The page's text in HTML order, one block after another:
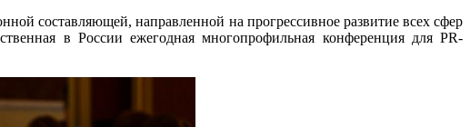
составляющей, направленной на прогрессивное развитие всех сфер
в России ежегодная многопрофильная конференция для PR-